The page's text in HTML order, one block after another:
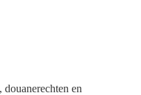
en